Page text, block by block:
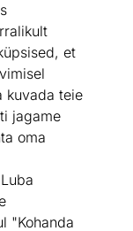
et
kuvada teie
jagame
oma
"Kohanda